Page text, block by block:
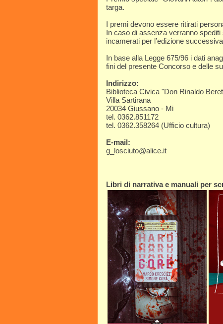
targa.
I premi devono essere ritirati
In caso di assenza verranno
incamerati per l’edizione
In base alla Legge 675/96 i dati
fini del presente Concorso e delle
Indirizzo:
Biblioteca Civica "Don Rinaldo
Villa Sartirana
20034 Giussano - Mi
tel. 0362.851172
tel. 0362.358264 (Ufficio cultura)
E-mail:
g_losciuto@alice.it
Libri di narrativa e manuali per